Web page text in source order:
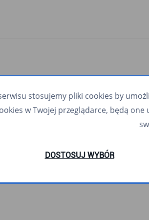
stosujemy pliki cookies by
w Twojej przeglądarce, będą
DOSTOSUJ WYBÓR